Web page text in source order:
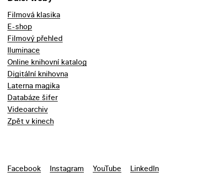
Filmová klasika
E-shop
Filmový přehled
Iluminace
Online knihovní katalog
Digitální knihovna
Laterna magika
Databáze šifer
Videoarchiv
Zpět v kinech
Facebook Instagram YouTube LinkedIn